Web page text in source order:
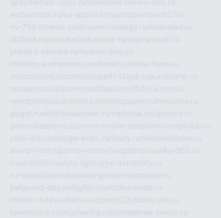
spayderhed-2022.ru movieone.ruevro-dez.ru
webamator.ru ma-absolut1.ruavtopomosch27.ru
nv-750.ru news-plain.ru nertansaga.rudelanalad.ru
dizfiles.ruyoutubefree.ruaria-family.ru roadli.ru
planeta-samara.ru mysmartbuy.ru
matrasy-kemerovo.ruashanet.rutrade-farm.ru
dotcustoms.rudomizbrusa9x12spb.ruautodamp.ru
narasimha.rudjcommodities.ru nv750.rux-ton.ru
newsplain.rucardvoice.ru modopaper.ru manunae.ru
gbget.rualfeihavsalnassr.ru madoma.rutajuncos.ru
petrovkasports.ruporno-online-besplatno.rusplclub.ru
york-life.rudoroga-expo.ru ribery.rucleanmedicine.ru
slovar-ivrit.ruporno-video-besplatno.ruseks-365.ru
ovucontrol.rusloty-igrovyye-avtomaty.ru
ru-industriya.ru russkoe-porno-besplatno.ru
belgorod-day.rudigilith.rupichkurovlab.ru
medic-today.rutaksu.rucomp123.rudon-ykt.ru
teensvoice.ru imgsharing.rudomashnee-porno.ru